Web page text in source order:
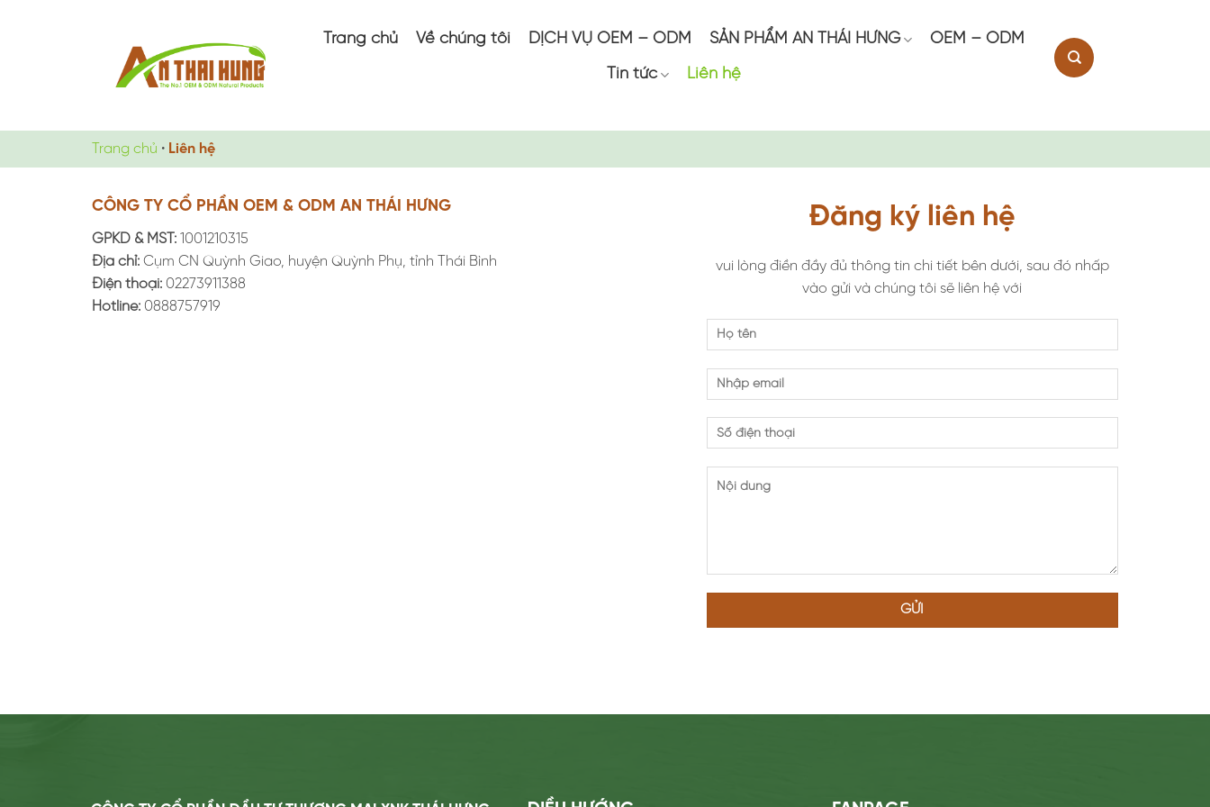
Trang chủ Về chúng tôi DỊCH VỤ OEM – ODM SẢN PHẨM AN THÁI HƯNG OEM – ODM
Tin tức Liên hệ
Trang chủ • Liên hệ
CÔNG TY CỔ PHẦN OEM & ODM AN THÁI HƯNG
GPKD & MST: 1001210315
Địa chỉ: Cụm CN Quỳnh Giao, huyện Quỳnh Phụ, tỉnh Thái Bình
Điện thoại: 02273911388
Hotline: 0888757919
Đăng ký liên hệ
vui lòng điền đầy đủ thông tin chi tiết bên dưới, sau đó nhấp
vào gửi và chúng tôi sẽ liên hệ với